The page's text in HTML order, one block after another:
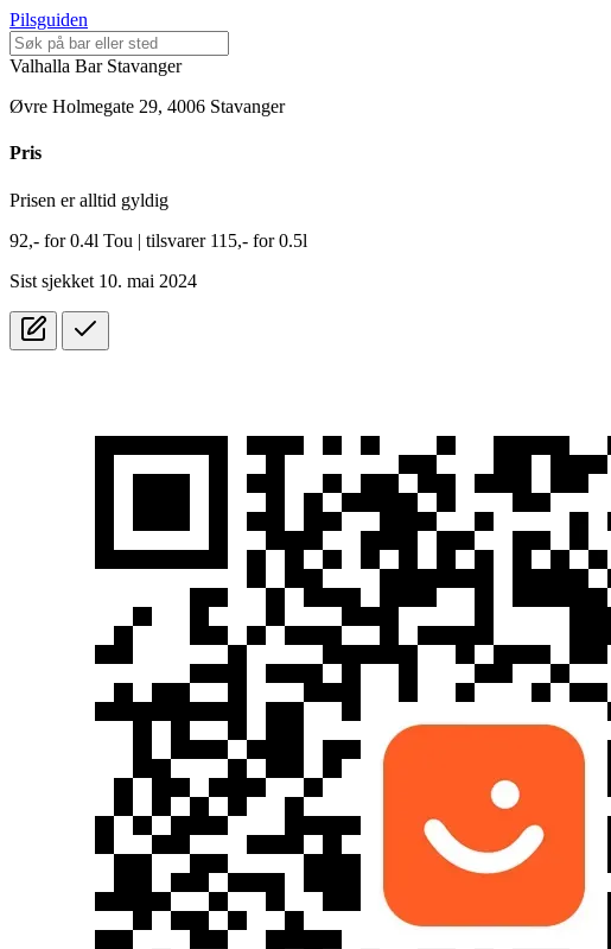
Pilsguiden
Valhalla Bar Stavanger
Øvre Holmegate 29, 4006 Stavanger
Pris
Prisen er alltid gyldig
92,- for0.4l Tou | tilsvarer 115,- for 0.5l
Sist sjekket 10. mai 2024